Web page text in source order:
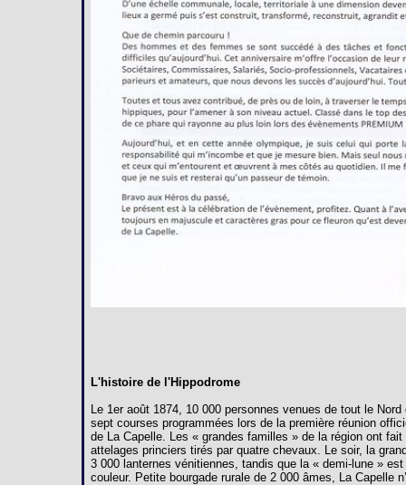
L'histoire de l'Hippodrome
Le 1er août 1874, 10 000 personnes venues de tout le
sept courses programmées lors de la première réunion
de La Capelle. Les « grandes familles » de la région ont
attelages princiers tirés par quatre chevaux. Le soir, la
3 000 lanternes vénitiennes, tandis que la « demi-lune »
couleur. Petite bourgade rurale de 2 000 âmes, La Capelle